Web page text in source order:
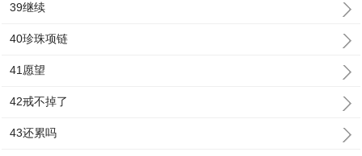
39继续
40珍珠项链
41愿望
42戒不掉了
43还累吗